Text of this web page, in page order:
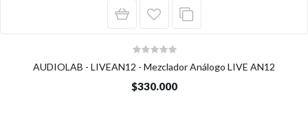
AUDIOLAB - LIVEAN12 - Mezclador Análogo LIVE AN12
$330.000